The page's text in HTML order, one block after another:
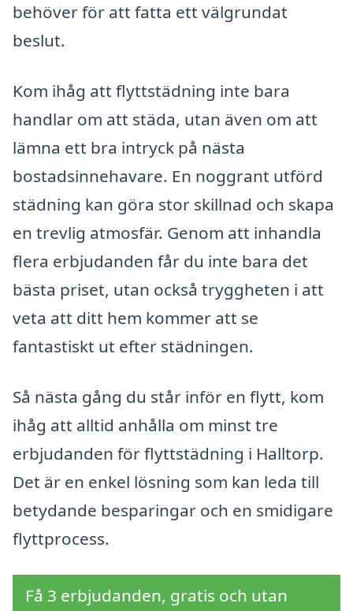
behöver för att fatta ett välgrundat
beslut.
Kom ihåg att flyttstädning inte bara
handlar om att städa, utan även om att
lämna ett bra intryck på nästa
bostadsinnehavare. En noggrant utförd
städning kan göra stor skillnad och skapa
en trevlig atmosfär. Genom att inhandla
flera erbjudanden får du inte bara det
bästa priset, utan också tryggheten i att
veta att ditt hem kommer att se
fantastiskt ut efter städningen.
Så nästa gång du står inför en flytt, kom
ihåg att alltid anhålla om minst tre
erbjudanden för flyttstädning i Halltorp.
Det är en enkel lösning som kan leda till
betydande besparingar och en smidigare
flyttprocess.
Få 3 erbjudanden, gratis och utan